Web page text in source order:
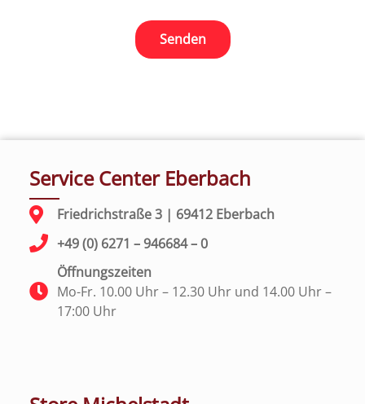
Senden
Service Center Eberbach
Friedrichstraße 3 | 69412 Eberbach
+49 (0) 6271 – 946684 – 0
Öffnungszeiten
Mo-Fr. 10.00 Uhr – 12.30 Uhr und 14.00 Uhr –
17:00 Uhr